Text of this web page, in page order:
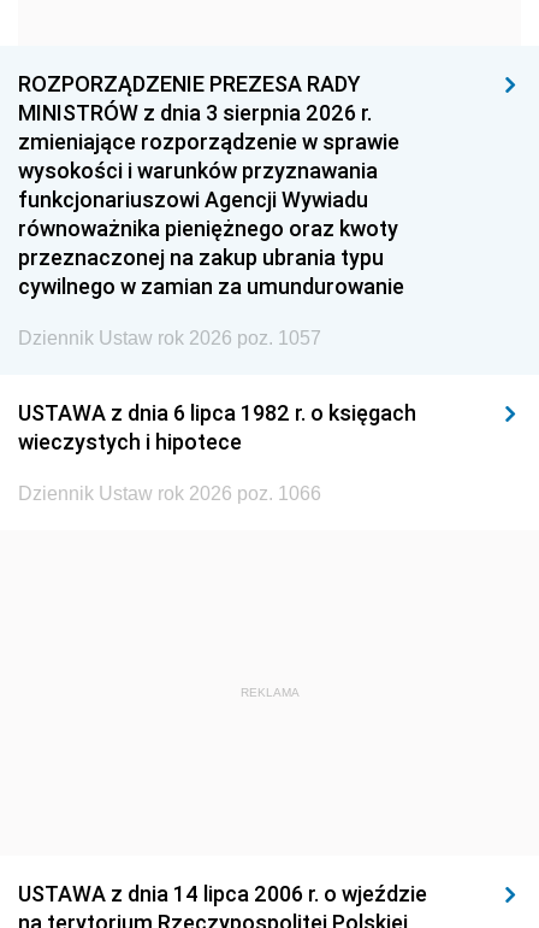
1957 1956
1954 1953
1951 1950
1948 1947
1945 1944 1939
1938 1937 1936
1935 1934
1929 1928 1927
ROZPORZĄDZENIE PREZESA RADY
MINISTRÓW z dnia 3 sierpnia 2026 r.
zmieniające rozporządzenie w sprawie
wysokości i warunków przyznawania
funkcjonariuszowi Agencji Wywiadu
równoważnika pieniężnego oraz kwoty
przeznaczonej na zakup ubrania typu
cywilnego w zamian za umundurowanie
Dziennik Ustaw rok 2026 poz. 1057
USTAWA z dnia 6 lipca 1982 r. o księgach
wieczystych i hipotece
Dziennik Ustaw rok 2026 poz. 1066
REKLAMA
USTAWA z dnia 14 lipca 2006 r. o wjeździe
na terytorium Rzeczypospolitej Polskiej,